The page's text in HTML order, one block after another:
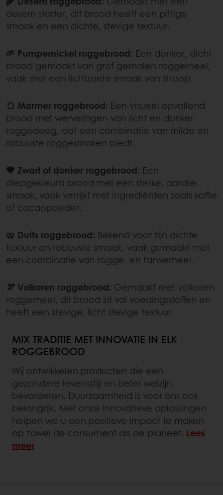
desem starter, dit brood heeft een pittige
smaak en een dichte, stevige textuur.
🌱 Pumpernickel roggebrood: Een donker, dicht
brood gemaakt van grof gemalen roggemeel,
vaak met een lichtzoete smaak van stroop.
🍞 Marmer roggebrood: Een visueel opvallend
brood met wervelingen van licht en donker
roggedeeg, dat een combinatie van milde en
robuuste roggesmaken biedt.
🖤 Zwart of donker roggebrood: Een
diepgekleurd brood met een sterke, aardse
smaak, vaak verrijkt met ingrediënten zoals koffie
of cacaopoeder.
🥨 Duits roggebrood: Bekend voor zijn dichte
textuur en robuuste smaak, vaak gemaakt met
een combinatie van rogge- en tarwemeel.
🫘 Volkoren roggebrood: Gemaakt met volkoren
roggemeel, dit brood zit vol voedingsstoffen en
heeft een stevige, licht stevige textuur.
MIX TRADITIE MET INNOVATIE IN ELK
ROGGEBROOD
Wij ontwikkelen producten die een
gezondere levensstijl en beter welzijn
bevorderen. Duurzaamheid is voor ons ook
belangrijk. Met onze innovatieve oplossingen
helpen we u een positieve impact te maken
op zowel de consument als de planeet. Lees
meer